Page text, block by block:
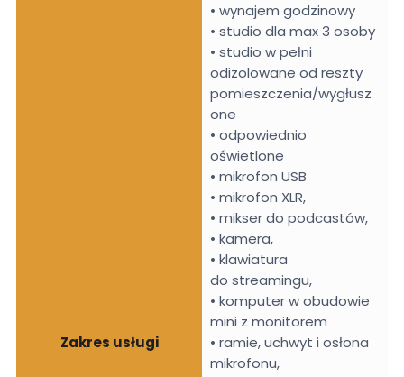
Zakres usługi
• wynajem godzinowy
• studio dla max 3 osoby
• studio w pełni
odizolowane od reszty
pomieszczenia/wygłusz
one
• odpowiednio
oświetlone
• mikrofon USB
• mikrofon XLR,
• mikser do podcastów,
• kamera,
• klawiatura
do streamingu,
• komputer w obudowie
mini z monitorem
• ramie, uchwyt i osłona
mikrofonu,